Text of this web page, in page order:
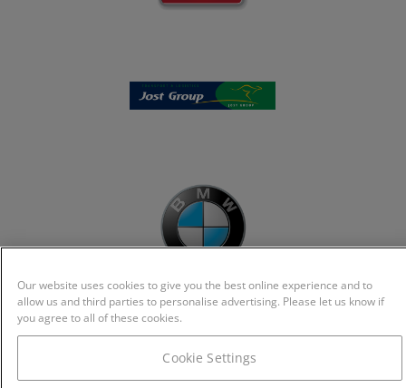
Our website uses cookies to give you the best online experience and to
allow us and third parties to personalise advertising. Please let us know if
you agree to all of these cookies.
Cookie Settings